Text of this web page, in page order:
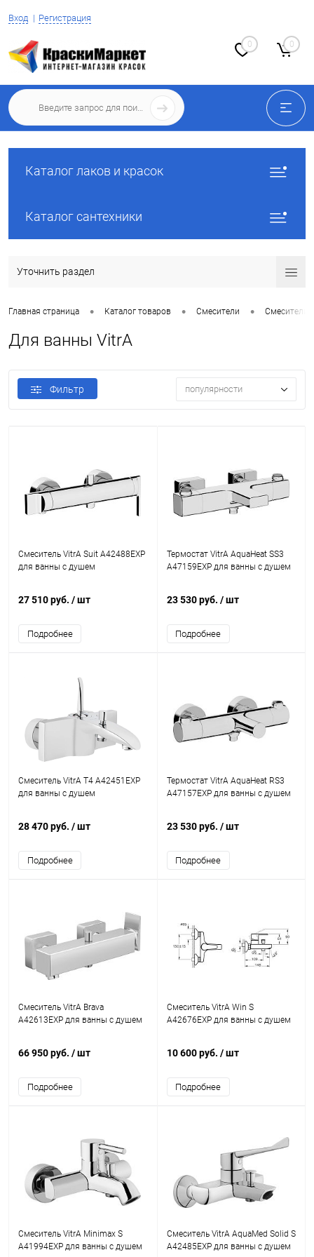
Вход Регистрация
0 0
Каталог лаков и красок
Каталог сантехники
Уточнить раздел
Главная страница • Каталог товаров • Смесители • Смесители
Для ванны VitrA
Фильтр популярности
Смеситель VitrA Suit A42488EXP
для ванны с душем
27 510 руб. / шт
Подробнее
Термостат VitrA AquaHeat SS3
A47159EXP для ванны с душем
23 530 руб. / шт
Подробнее
Смеситель VitrA T4 A42451EXP
для ванны с душем
28 470 руб. / шт
Подробнее
Термостат VitrA AquaHeat RS3
A47157EXP для ванны с душем
23 530 руб. / шт
Подробнее
Смеситель VitrA Brava
A42613EXP для ванны с душем
66 950 руб. / шт
Подробнее
Смеситель VitrA Win S
A42676EXP для ванны с душем
10 600 руб. / шт
Подробнее
Смеситель VitrA Minimax S
A41994EXP для ванны с душем
Смеситель VitrA AquaMed Solid S
A42485EXP для ванны с душем